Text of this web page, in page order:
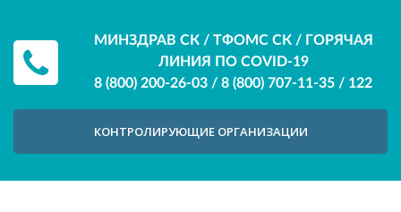
МИНЗДРАВ СК / ТФОМС СК / ГОРЯЧАЯ
ЛИНИЯ ПО COVID-19
8 (800) 200-26-03 / 8 (800) 707-11-35 / 122
КОНТРОЛИРУЮЩИЕ ОРГАНИЗАЦИИ